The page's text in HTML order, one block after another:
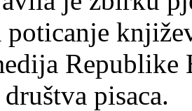
poticanje
Republike
pisaca.